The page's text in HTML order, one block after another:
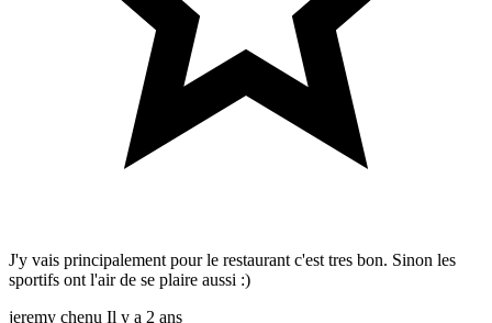
J'y vais principalement pour le restaurant c'est tres bon. Sinon les
sportifs ont l'air de se plaire aussi :)
jeremy chenu Il y a 2 ans